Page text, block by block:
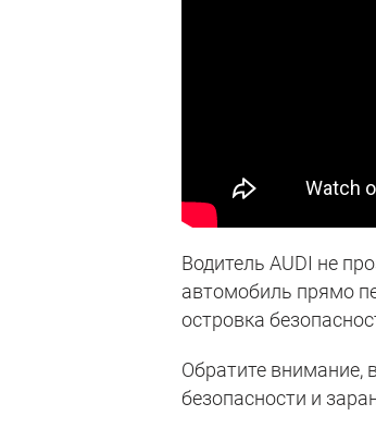
Водитель AUDI не
автомобиль прямо
островка
Обратите внимание,
безопасности и